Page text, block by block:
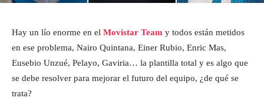
Hay un lío enorme en el Movistar Team y todos están metidos
en ese problema, Nairo Quintana, Einer Rubio, Enric Mas,
Eusebio Unzué, Pelayo, Gaviria… la plantilla total y es algo que
se debe resolver para mejorar el futuro del equipo, ¿de qué se
trata?